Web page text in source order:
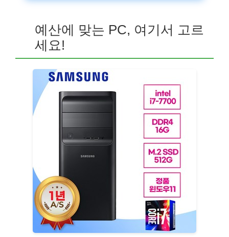
예산에 맞는 PC, 여기서 고르
세요!